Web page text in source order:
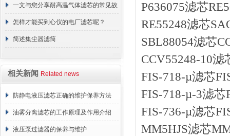
一文与您分享耐高温气体滤芯的常见故
障相应解决方法
怎样才能买到心仪的电厂滤芯呢？
简述集尘器滤筒
相关新闻 Related news
防静电液压滤芯正确的维护保养方法
油雾分离滤芯的工作原理及作用介绍
液压泵过滤器的保养与维护
P636075滤芯
RE55248滤芯
SBL88054滤芯
CCV55248-10
FIS-718-µ滤芯
FIS-718-µ-3滤
FIS-736-µ滤芯
MM5HJS滤芯